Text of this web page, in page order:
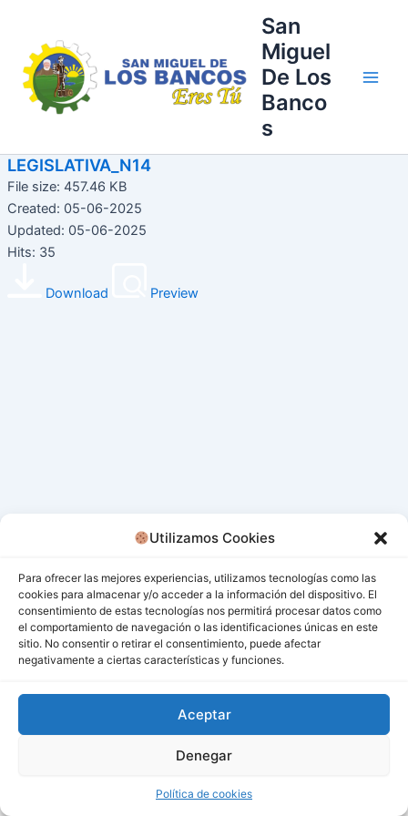
Utilizamos Cookies
Para ofrecer las mejores experiencias, utilizamos tecnologías como las
cookies para almacenar y/o acceder a la información del dispositivo. El
consentimiento de estas tecnologías nos permitirá procesar datos como
el comportamiento de navegación o las identificaciones únicas en este
sitio. No consentir o retirar el consentimiento, puede afectar
negativamente a ciertas características y funciones.
Aceptar
Denegar
Política de cookies
contenido
San
Miguel
De Los
Banco
s
LEGISLATIVA_N14
File size: 457.46 KB
Created: 05-06-2025
Updated: 05-06-2025
Hits: 35
Download Preview
Todos los derechos © 2026 San Miguel De Los Bancos |